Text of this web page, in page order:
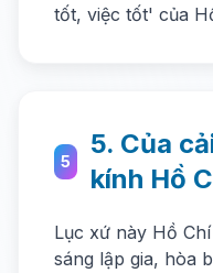
tốt, việc tốt' của
5
5. Của
kính Hồ
Lục xứ này Hồ
sáng lập gia, hòa